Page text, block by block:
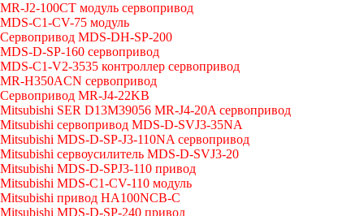
MR-J2-100CT модуль сервопривод
MDS-C1-CV-75 модуль
Сервопривод MDS-DH-SP-200
MDS-D-SP-160 сервопривод
MDS-C1-V2-3535 контроллер сервопривод
MR-H350ACN сервопривод
Сервопривод MR-J4-22KB
Mitsubishi SER D13M39056 MR-J4-20A сервопривод
Mitsubishi сервопривод MDS-D-SVJ3-35NA
Mitsubishi MDS-D-SP-J3-110NA сервопривод
Mitsubishi сервоусилитель MDS-D-SVJ3-20
Mitsubishi MDS-D-SPJ3-110 привод
Mitsubishi MDS-C1-CV-110 модуль
Mitsubishi привод HA100NCB-C
Mitsubishi MDS-D-SP-240 привод